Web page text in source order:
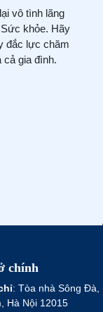
vô tình lãng
khỏe. Hãy
đắc lực chăm
cả gia đình.
chính
: Tòa nhà Sông
Hà Nội 12015